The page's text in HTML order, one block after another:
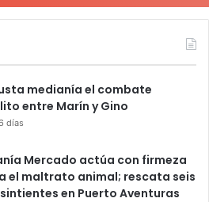
medianía el combate
entre Marín y Gino
días
Mercado actúa con firmeza
el maltrato animal; rescata seis
en Puerto Aventuras